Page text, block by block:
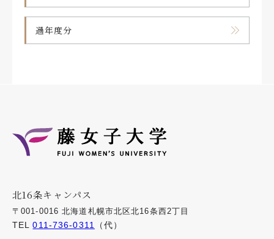
過年度分
北16条キャンパス
〒001-0016 北海道札幌市北区北16条西2丁目
TEL011-736-0311 （代）